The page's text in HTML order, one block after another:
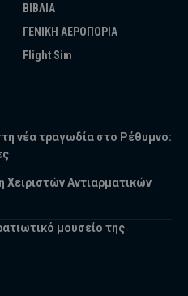
ΒΙΒΛΙΑ
ΓΕΝΙΚΗ ΑΕΡΟΠΟΡΙΑ
Flight Sim
νέα τραγωδία στο Ρέθυμνο:
Χειριστών Αντιαρματικών
μουσείο της